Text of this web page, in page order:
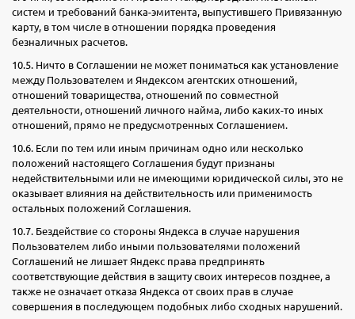
систем и требований банка-эмитента, выпустившего Привязанную
карту, в том числе в отношении порядка проведения
безналичных расчетов.
10.5. Ничто в Соглашении не может пониматься как установление
между Пользователем и Яндексом агентских отношений,
отношений товарищества, отношений по совместной
деятельности, отношений личного найма, либо каких-то иных
отношений, прямо не предусмотренных Соглашением.
10.6. Если по тем или иным причинам одно или несколько
положений настоящего Соглашения будут признаны
недействительными или не имеющими юридической силы, это не
оказывает влияния на действительность или применимость
остальных положений Соглашения.
10.7. Бездействие со стороны Яндекса в случае нарушения
Пользователем либо иными пользователями положений
Соглашений не лишает Яндекс права предпринять
соответствующие действия в защиту своих интересов позднее, а
также не означает отказа Яндекса от своих прав в случае
совершения в последующем подобных либо сходных нарушений.